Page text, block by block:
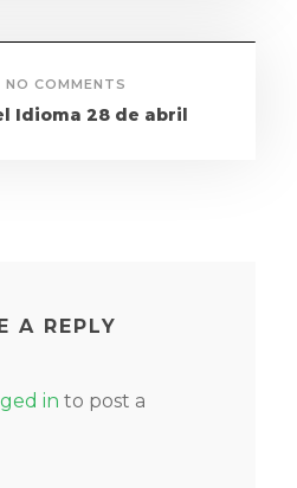
NO COMMENTS
Idioma 28 de abril
A REPLY
in to post a